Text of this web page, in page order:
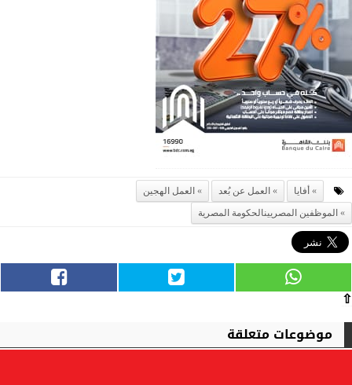
أفايا العمل عن بُعد
العمل الهجين
الموظفين المصريينالحكومة المصرية
⇧
موضوعات متعلقة